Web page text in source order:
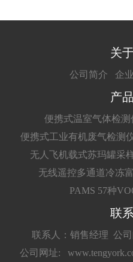
关
公司简介 企
产
便携式温室气体检测
便携式工业有机废气检测
无人飞机载式苏玛罐采
无线遥控多通道冷冻
PAMS 57种
联
联系人：销售经理 公司
公司网址: